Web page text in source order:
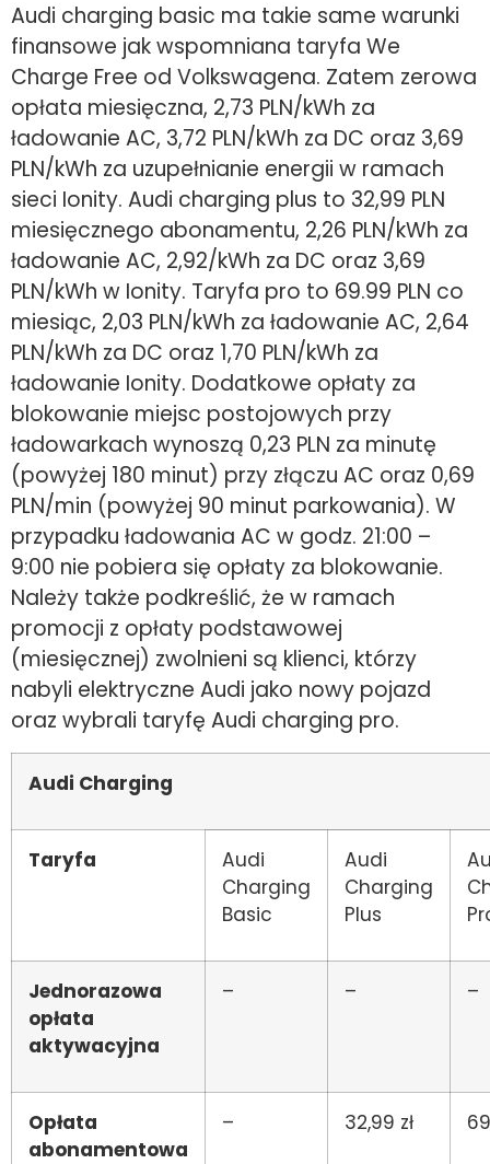
Audi charging basic ma takie same warunki
finansowe jak wspomniana taryfa We
Charge Free od Volkswagena. Zatem zerowa
opłata miesięczna, 2,73 PLN/kWh za
ładowanie AC, 3,72 PLN/kWh za DC oraz 3,69
PLN/kWh za uzupełnianie energii w ramach
sieci Ionity. Audi charging plus to 32,99 PLN
miesięcznego abonamentu, 2,26 PLN/kWh za
ładowanie AC, 2,92/kWh za DC oraz 3,69
PLN/kWh w Ionity. Taryfa pro to 69.99 PLN co
miesiąc, 2,03 PLN/kWh za ładowanie AC, 2,64
PLN/kWh za DC oraz 1,70 PLN/kWh za
ładowanie Ionity. Dodatkowe opłaty za
blokowanie miejsc postojowych przy
ładowarkach wynoszą 0,23 PLN za minutę
(powyżej 180 minut) przy złączu AC oraz 0,69
PLN/min (powyżej 90 minut parkowania). W
przypadku ładowania AC w godz. 21:00 –
9:00 nie pobiera się opłaty za blokowanie.
Należy także podkreślić, że w ramach
promocji z opłaty podstawowej
(miesięcznej) zwolnieni są klienci, którzy
nabyli elektryczne Audi jako nowy pojazd
oraz wybrali taryfę Audi charging pro.
Audi Charging
Taryfa
Audi
Charging
Basic
Audi
Charging
Plus
Jednorazowa
opłata
aktywacyjna
– – –
Opłata
abonamentowa
– 32,99 zł